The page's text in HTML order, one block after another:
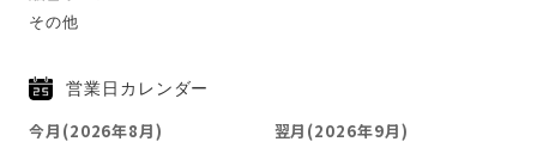
その他
営業日カレンダー
今月(2026年8月) 翌月(2026年9月)